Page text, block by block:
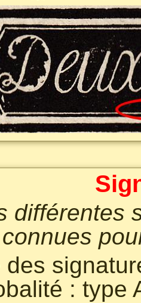
différentes
connues
des
: type